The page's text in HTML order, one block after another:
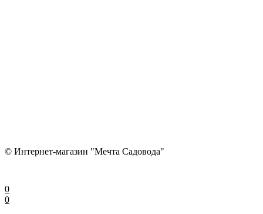
© Интернет-магазин "Мечта Садовода"
0
0